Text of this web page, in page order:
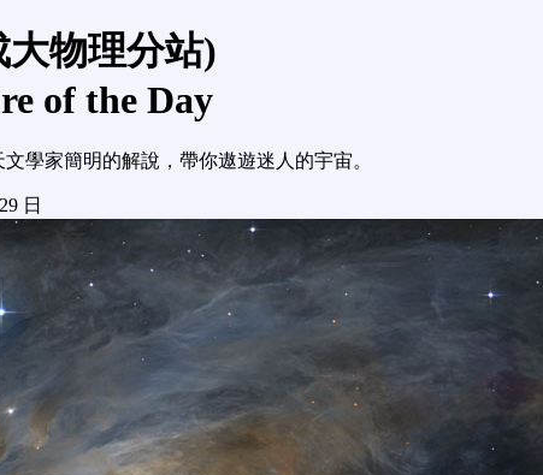
物理分站)
of the Day
學家簡明的解說，帶你遨遊迷人的宇宙。
日